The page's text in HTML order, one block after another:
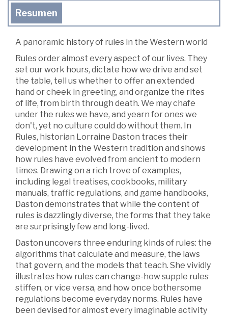
Resumen
A panoramic history of rules in the Western world
Rules order almost every aspect of our lives. They
set our work hours, dictate how we drive and set
the table, tell us whether to offer an extended
hand or cheek in greeting, and organize the rites
of life, from birth through death. We may chafe
under the rules we have, and yearn for ones we
don't, yet no culture could do without them. In
Rules, historian Lorraine Daston traces their
development in the Western tradition and shows
how rules have evolved from ancient to modern
times. Drawing on a rich trove of examples,
including legal treatises, cookbooks, military
manuals, traffic regulations, and game handbooks,
Daston demonstrates that while the content of
rules is dazzlingly diverse, the forms that they take
are surprisingly few and long-lived.
Daston uncovers three enduring kinds of rules: the
algorithms that calculate and measure, the laws
that govern, and the models that teach. She vividly
illustrates how rules can change-how supple rules
stiffen, or vice versa, and how once bothersome
regulations become everyday norms. Rules have
been devised for almost every imaginable activity